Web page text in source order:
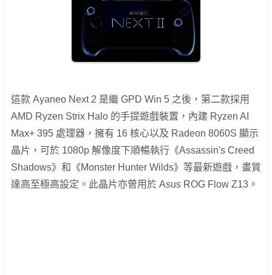
這款 Ayaneo Next 2 是繼 GPD Win 5 之後，第二款採用
AMD Ryzen Strix Halo 的手提遊戲裝置，內建 Ryzen AI
Max+ 395 處理器，擁有 16 核心以及 Radeon 8060S 顯示
晶片，可於 1080p 解像度下順暢執行《Assassin's Creed
Shadows》和《Monster Hunter Wilds》等最新遊戲，畫質
達高至極高設定。此晶片亦曾用於 Asus ROG Flow Z13。